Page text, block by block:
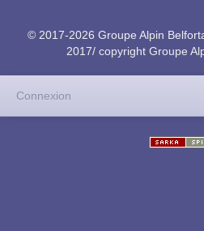
© 2017-2026 Groupe Alpin
2017/ copyright Groupe
Connexion